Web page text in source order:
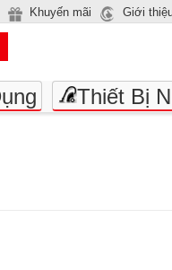
Khuyến mãi Giới
Thiết Bị